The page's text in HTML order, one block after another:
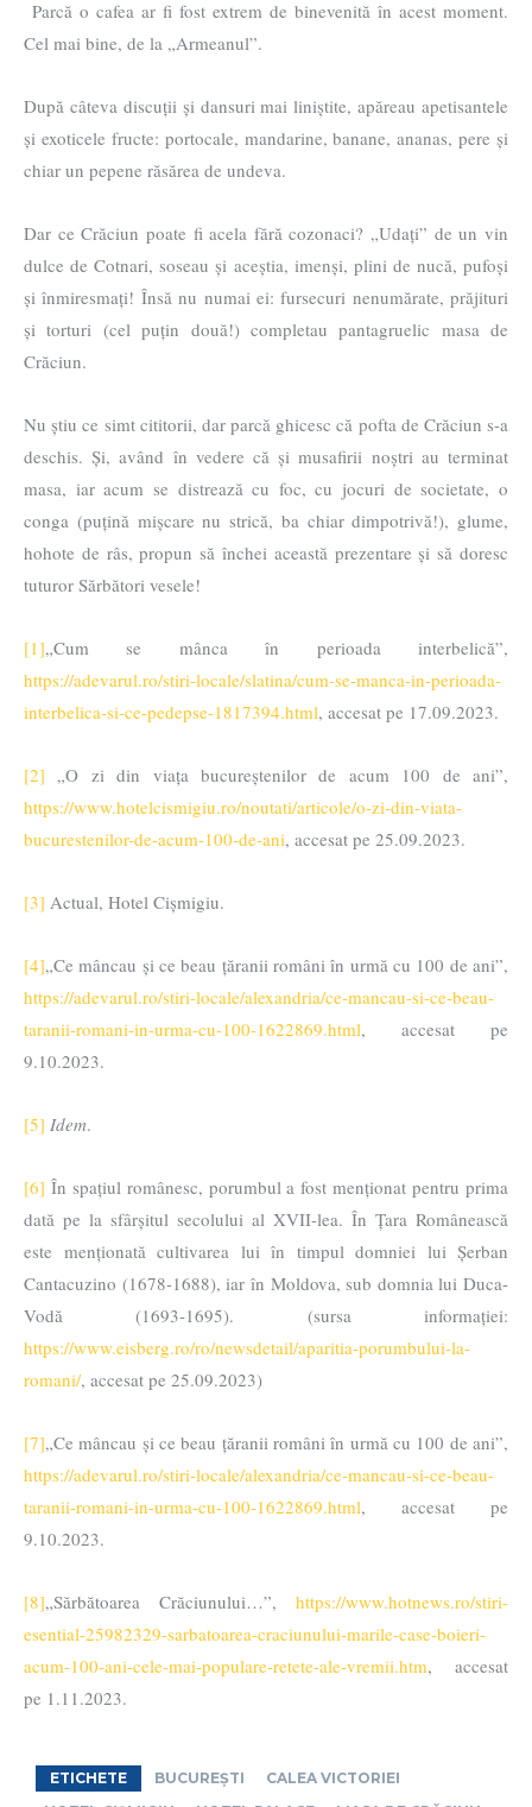
Parcă o cafea ar fi fost extrem de binevenită în acest moment.
Cel mai bine, de la „Armeanul”.
După câteva discuții și dansuri mai liniștite, apăreau apetisantele
și exoticele fructe: portocale, mandarine, banane, ananas, pere și
chiar un pepene răsărea de undeva.
Dar ce Crăciun poate fi acela fără cozonaci? „Udați” de un vin
dulce de Cotnari, soseau și aceștia, imenși, plini de nucă, pufoși
și înmiresmați! Însă nu numai ei: fursecuri nenumărate, prăjituri
și torturi (cel puțin două!) completau pantagruelic masa de
Crăciun.
Nu știu ce simt cititorii, dar parcă ghicesc că pofta de Crăciun s-a
deschis. Și, având în vedere că și musafirii noștri au terminat
masa, iar acum se distrează cu foc, cu jocuri de societate, o
conga (puțină mișcare nu strică, ba chiar dimpotrivă!), glume,
hohote de râs, propun să închei această prezentare și să doresc
tuturor Sărbători vesele!
[1]„Cum se mânca în perioada interbelică”,
https://adevarul.ro/stiri-locale/slatina/cum-se-manca-in-perioada-
interbelica-si-ce-pedepse-1817394.html, accesat pe 17.09.2023.
[2] „O zi din viața bucureștenilor de acum 100 de ani”,
https://www.hotelcismigiu.ro/noutati/articole/o-zi-din-viata-
bucurestenilor-de-acum-100-de-ani, accesat pe 25.09.2023.
[3] Actual, Hotel Cișmigiu.
[4]„Ce mâncau și ce beau țăranii români în urmă cu 100 de ani”,
https://adevarul.ro/stiri-locale/alexandria/ce-mancau-si-ce-beau-
taranii-romani-in-urma-cu-100-1622869.html, accesat pe
9.10.2023.
[5] Idem.
[6] În spațiul românesc, porumbul a fost menționat pentru prima
dată pe la sfârșitul secolului al XVII-lea. În Țara Românească
este menționată cultivarea lui în timpul domniei lui Șerban
Cantacuzino (1678-1688), iar în Moldova, sub domnia lui Duca-
Vodă (1693-1695). (sursa informației:
https://www.eisberg.ro/ro/newsdetail/aparitia-porumbului-la-
romani/, accesat pe 25.09.2023)
[7]„Ce mâncau și ce beau țăranii români în urmă cu 100 de ani”,
https://adevarul.ro/stiri-locale/alexandria/ce-mancau-si-ce-beau-
taranii-romani-in-urma-cu-100-1622869.html, accesat pe
9.10.2023.
[8]„Sărbătoarea Crăciunului…”, https://www.hotnews.ro/stiri-
esential-25982329-sarbatoarea-craciunului-marile-case-boieri-
acum-100-ani-cele-mai-populare-retete-ale-vremii.htm, accesat
pe 1.11.2023.
ETICHETE BUCUREȘTI
CALEA VICTORIEI